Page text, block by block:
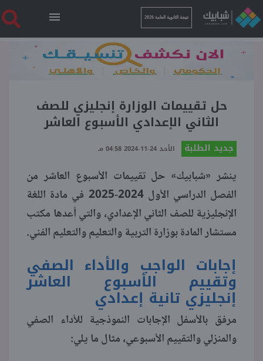
نتيجة الثانوية العامة 2026
الرئيسية
نتيجة الثانوية العامة 2026
فنجان قهوة
بوابة الطلبة
منوعات
حل تقييمات الوزارة إنجليزي للصف
الثاني الإعدادي الأسبوع العاشر
جديد الطلبة الأحد 24-11-2024 04:58 مـ
ينشر «شبابيك» حل تقييمات الأسبوع العاشر من
الفصل الدراسي الأول 2024-2025 في مادة اللغة
الإنجليزية للصف الثاني الإعدادي، والتي أعدها مكتب
مستشار المادة بوزارة التربية والتعليم والتعليم الفني.
إجابات الواجب والأداء الصفي
وتقييم الأسبوع العاشر
إنجليزي تانية إعدادي
مرفق بالأسفل الإجابات النموذجية للأداء الصفي
والمنزلي والتقييم الأسبوعي، مثال ما يلي: